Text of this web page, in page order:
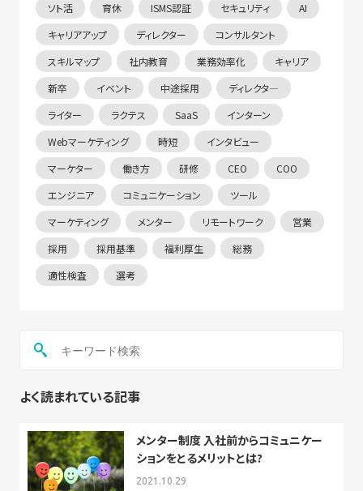
ソト活 育休 ISMS認証 セキュリティ
AI
キャリアアップ
ディレクター
コンサルタント
スキルマップ
社内教育 業務効率化
キャリア
新卒
イベント 中途採用
ディレクタ―
ライター
ラクテス SaaS
インターン
Webマーケティング
時短
インタビュー
マーケター
働き方 研修 CEO
COO
エンジニア
コミュニケーション
ツール
マーケティング
メンター リモートワーク
営業
採用
採用基準 福利厚生
総務
適性検査
選考
よく読まれている記事
メンター制度 入社前からコミュニケー
ションをとるメリットとは?
2021.10.29